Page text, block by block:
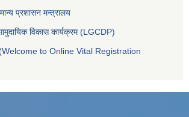
प्रशासन मन्त्रालय
विकास कार्यक्रम (LGCDP)
(Welcome to Online Vital Registration